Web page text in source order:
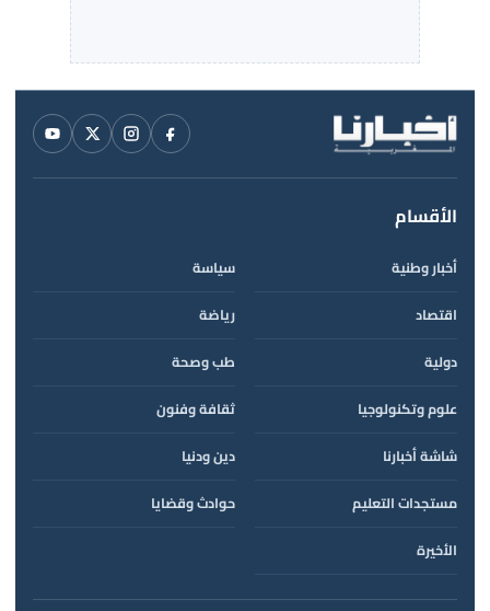
الأقسام
أخبار وطنية
سياسة
اقتصاد
رياضة
دولية
طب وصحة
علوم وتكنولوجيا
ثقافة وفنون
شاشة أخبارنا
دين ودنيا
مستجدات التعليم
حوادث وقضايا
الأخيرة